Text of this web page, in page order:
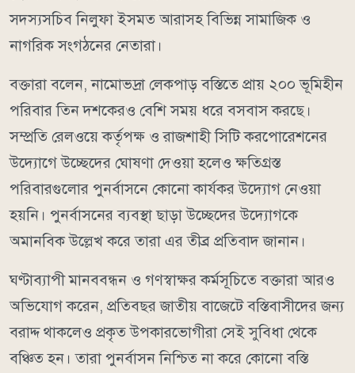
সদস্যসচিব নিলুফা ইসমত আরাসহ বিভিন্ন সামাজিক ও
নাগরিক সংগঠনের নেতারা।
বক্তারা বলেন, নামোভদ্রা লেকপাড় বস্তিতে প্রায় ২০০ ভূমিহীন
পরিবার তিন দশকেরও বেশি সময় ধরে বসবাস করছে।
সম্প্রতি রেলওয়ে কর্তৃপক্ষ ও রাজশাহী সিটি করপোরেশনের
উদ্যোগে উচ্ছেদের ঘোষণা দেওয়া হলেও ক্ষতিগ্রস্ত
পরিবারগুলোর পুনর্বাসনে কোনো কার্যকর উদ্যোগ নেওয়া
হয়নি। পুনর্বাসনের ব্যবস্থা ছাড়া উচ্ছেদের উদ্যোগকে
অমানবিক উল্লেখ করে তারা এর তীব্র প্রতিবাদ জানান।
ঘণ্টাব্যাপী মানববন্ধন ও গণস্বাক্ষর কর্মসূচিতে বক্তারা আরও
অভিযোগ করেন, প্রতিবছর জাতীয় বাজেটে বস্তিবাসীদের জন্য
বরাদ্দ থাকলেও প্রকৃত উপকারভোগীরা সেই সুবিধা থেকে
বঞ্চিত হন। তারা পুনর্বাসন নিশ্চিত না করে কোনো বস্তি